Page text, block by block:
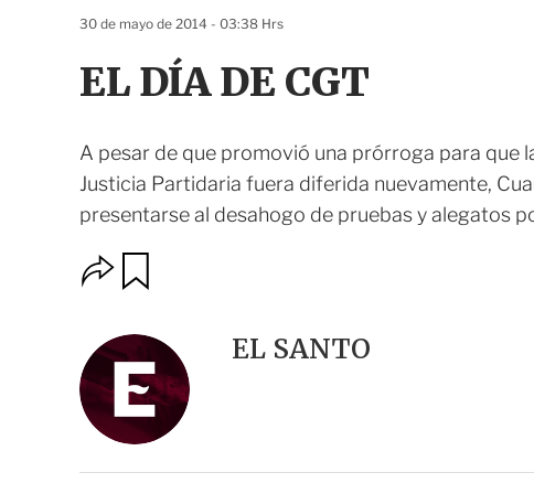
EL DÍA DE CGT
A pesar de que promovió una prórroga para que
Justicia Partidaria fuera diferida nuevamente,
presentarse al desahogo de pruebas y alegatos
30 de mayo de 2014 - 03:38 Hrs
O
p
o
n
e
c
d
a
r
EL SANTO